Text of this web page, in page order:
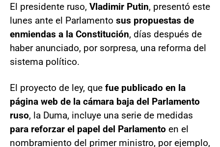
El presidente ruso, Vladimir Putin, presentó este
lunes ante el Parlamento sus propuestas de
enmiendas a la Constitución, días después de
haber anunciado, por sorpresa, una reforma del
sistema político.
El proyecto de ley, que fue publicado en la
página web de la cámara baja del Parlamento
ruso, la Duma, incluye una serie de medidas
para reforzar el papel del Parlamento en el
nombramiento del primer ministro, por ejemplo,